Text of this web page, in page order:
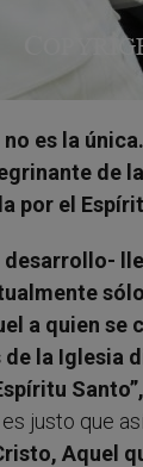
es la
de
el
a quien se
la Iglesia
justo que
Aquel